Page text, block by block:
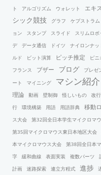
ト
アルゴリズム ウォレット エキ
シック競技
グラフ ケプストラム
ョン
スタンプ スライド スリムロ
デ
データ通信 ドイツ ナイロンナッ
ルド
ビット演算 ピッチ推定 ピ
フランス
ブザー ブログ プレゼ
ート
マイニング マシン紹介
理論
動画 壁制御 怪しいもの 改
行
環境構築 用語 用語辞典 移動
ス大会
第32回全日本学生マイクロマ
第35回マイクロマウス東日本地区大会
本マイクロマウス大会
第38回全日本
字
緩和曲線 表面実装 複数パーツ
計画
迷路探索 連立方程式 進捗